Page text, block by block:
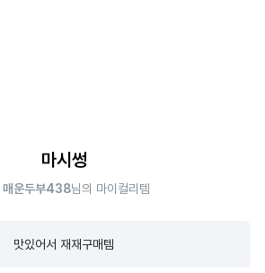
마시썽
매운두부438님의 마이컬리템
맛있어서 재재구매템